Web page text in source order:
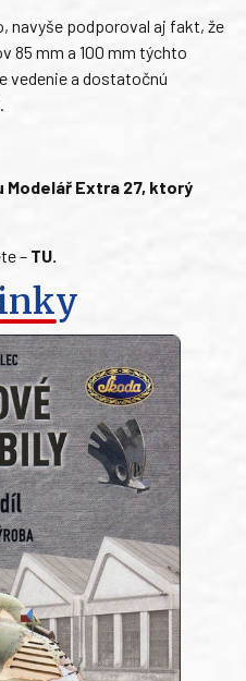
navyše podporoval aj fakt, že
85 mm a 100 mm týchto
vedenie a dostatočnú
Extra 27, ktorý
– TU.